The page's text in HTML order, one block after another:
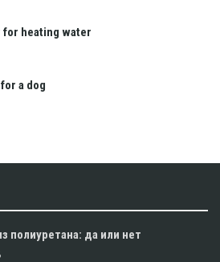
for heating water
a dog
полиуретана: да или нет